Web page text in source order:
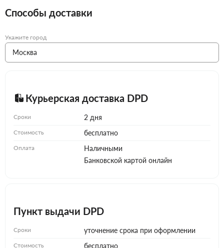
Способы доставки
Укажите город
Курьерская доставка DPD
Сроки 2 дня
Стоимость бесплатно
Оплата
Наличными
Банковской картой онлайн
Пункт выдачи DPD
Сроки уточнение срока при оформлении
Стоимость бесплатно